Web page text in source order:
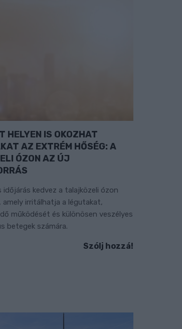
HELYEN IS OKOZHAT
AZ EXTRÉM HŐSÉG: A
ÓZON AZ ÚJ
kedvez a talajközeli ózon
amely irritálhatja a légutakat,
működését és különösen veszélyes
betegek számára.
Szólj hozzá!